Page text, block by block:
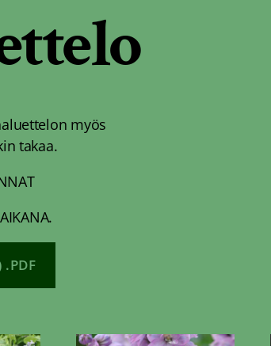
myös
takaa.
.PDF